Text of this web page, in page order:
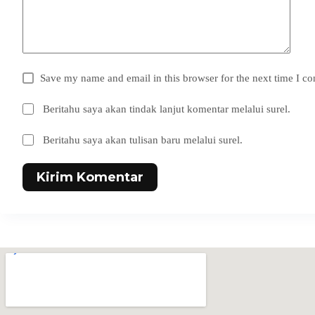
Save my name and email in this browser for the next time I
Beritahu saya akan tindak lanjut komentar melalui surel.
Beritahu saya akan tulisan baru melalui surel.
Kirim Komentar